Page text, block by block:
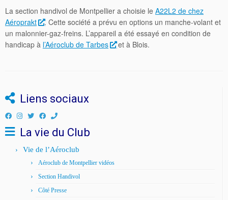
La section handivol de Montpellier a choisie le A22L2 de chez
Aéroprakt
. Cette société a prévu en options un manche-volant et
un malonnier-gaz-freins. L’appareil a été essayé en condition de
handicap à l’Aéroclub de Tarbes et à Blois.
Liens sociaux
La vie du Club
Vie de l’Aéroclub
Aéroclub de Montpellier vidéos
Section Handivol
Côté Presse